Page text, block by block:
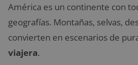
América es un continente con
geografías. Montañas, selvas,
convierten en escenarios de
viajera.